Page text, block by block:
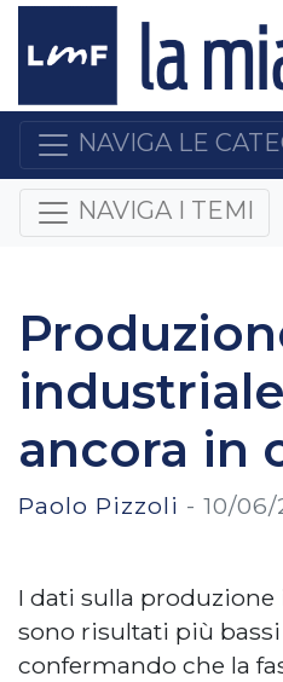
NAVIGA LE
NAVIGA I TEMI
ancora in
Paolo Pizzoli - 10/06/
I dati sulla
sono risultati più
confermando che la